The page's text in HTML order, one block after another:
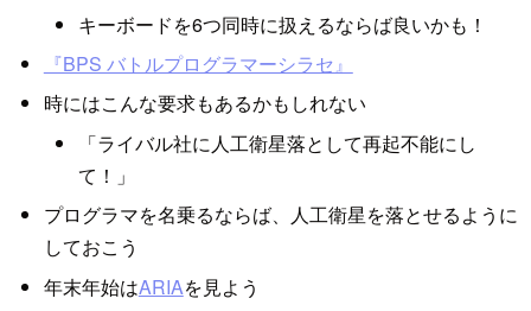
キーボードを6つ同時に扱えるならば良いかも！
『BPS バトルプログラマーシラセ』
時にはこんな要求もあるかもしれない
「ライバル社に人工衛星落として再起不能にし
て！」
プログラマを名乗るならば、人工衛星を落とせるように
しておこう
年末年始はARIAを見よう